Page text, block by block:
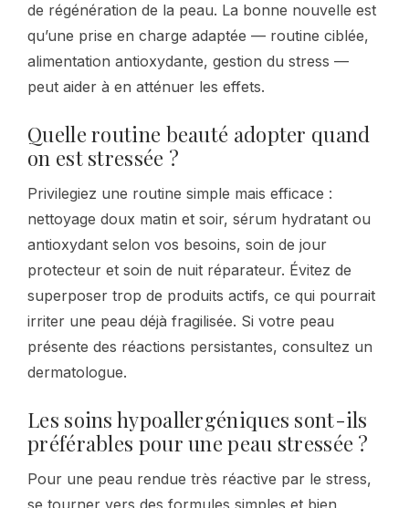
de régénération de la peau. La bonne nouvelle est
qu’une prise en charge adaptée — routine ciblée,
alimentation antioxydante, gestion du stress —
peut aider à en atténuer les effets.
Quelle routine beauté adopter quand
on est stressée ?
Privilegiez une routine simple mais efficace :
nettoyage doux matin et soir, sérum hydratant ou
antioxydant selon vos besoins, soin de jour
protecteur et soin de nuit réparateur. Évitez de
superposer trop de produits actifs, ce qui pourrait
irriter une peau déjà fragilisée. Si votre peau
présente des réactions persistantes, consultez un
dermatologue.
Les soins hypoallergéniques sont-ils
préférables pour une peau stressée ?
Pour une peau rendue très réactive par le stress,